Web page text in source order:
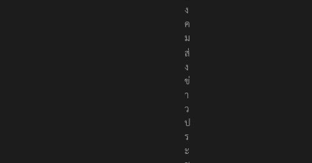
ง
ค
ม
ส่
ง
ข่
า
ว
ป
ร
ะ